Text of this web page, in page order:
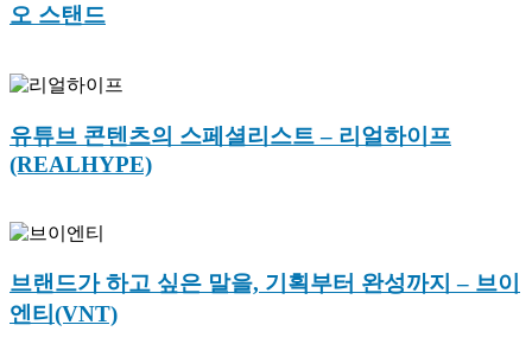
오 스탠드
유튜브 콘텐츠의 스페셜리스트 – 리얼하이프
(REALHYPE)
브랜드가 하고 싶은 말을, 기획부터 완성까지 – 브이
엔티(VNT)